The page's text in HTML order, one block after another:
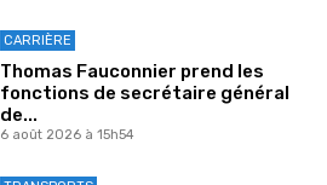
CARRIÈRE
Thomas Fauconnier prend les
fonctions de secrétaire général
de...
6 août 2026 à 15h54